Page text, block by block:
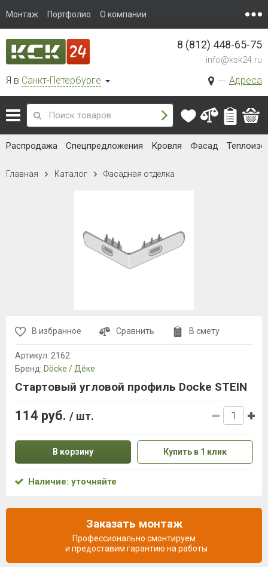
Монтаж Портфолио О компании
Я в Санкт-Петербурге Адреса
8 (812) 448-65-75
info@ksk24.ru
Распродажа Спецпредложения Кровля Фасад
Главная Каталог Фасадная отделка
В избранное Сравнить В смету
Артикул: 2162
Бренд: Döcke / Дёке
Стартовый угловой профиль Docke STEIN
114 руб. / шт.
В корзину Купить в 1 клик
Наличие: уточняйте
Заказать монтаж
Профессионально смонтируем
и предоставим гарантию на работы